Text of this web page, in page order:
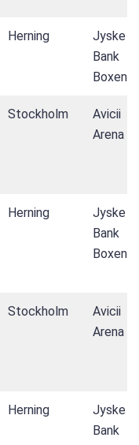
Herning
Jyske
Bank
Boxen
Stockholm
Avicii
Arena
Herning
Jyske
Bank
Boxen
Stockholm
Avicii
Arena
Herning
Jyske
Bank